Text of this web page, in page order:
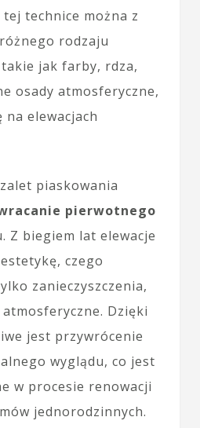
technice można z
rodzaju
jak farby, rdza,
osady atmosferyczne,
elewacjach
piaskowania
pierwotnego
Z biegiem lat elewacje
czego
zanieczyszczenia,
Dzięki
jest przywrócenie
wyglądu, co jest
w procesie renowacji
jednorodzinnych.